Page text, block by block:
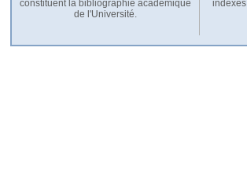
constituent la bibliographie académique
de l'Université.